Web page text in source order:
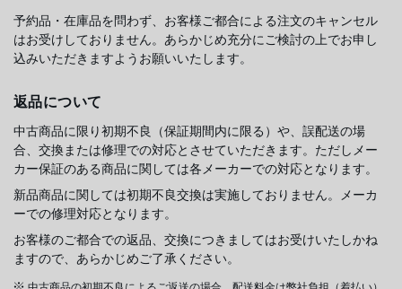
予約品・在庫品を問わず、お客様ご都合による注文のキャンセル
はお受けしておりません。あらかじめ充分にご検討の上でお申し
込みいただきますようお願いいたします。
返品について
中古商品に限り初期不良（保証期間内に限る）や、誤配送の場
合、交換または修理での対応とさせていただきます。ただしメー
カー保証のある商品に関しては各メーカーでの対応となります。
新品商品に関しては初期不良交換は実施しておりません。メーカ
ーでの修理対応となります。
お客様のご都合での返品、交換につきましてはお受けいたしかね
ますので、あらかじめご了承ください。